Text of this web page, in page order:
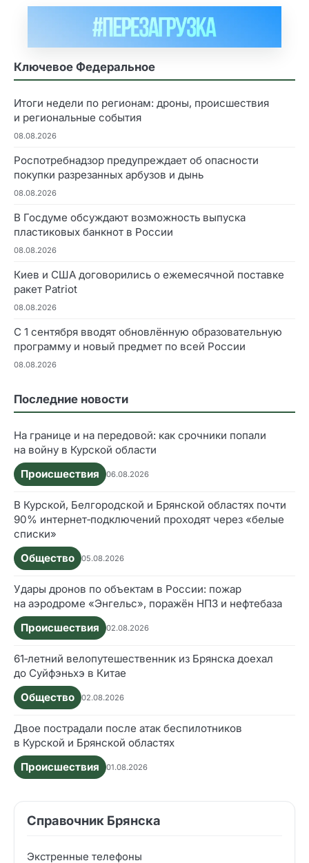
Ключевое Федеральное
Итоги недели по регионам: дроны, происшествия
и региональные события
08.08.2026
Роспотребнадзор предупреждает об опасности
покупки разрезанных арбузов и дынь
08.08.2026
В Госдуме обсуждают возможность выпуска
пластиковых банкнот в России
08.08.2026
Киев и США договорились о ежемесячной поставке
ракет Patriot
08.08.2026
С 1 сентября вводят обновлённую образовательную
программу и новый предмет по всей России
08.08.2026
Последние новости
На границе и на передовой: как срочники попали
на войну в Курской области
Происшествия
06.08.2026
В Курской, Белгородской и Брянской областях почти
90% интернет‑подключений проходят через «белые
списки»
Общество
05.08.2026
Удары дронов по объектам в России: пожар
на аэродроме «Энгельс», поражён НПЗ и нефтебаза
Происшествия
02.08.2026
61‑летний велопутешественник из Брянска доехал
до Суйфэньхэ в Китае
Общество
02.08.2026
Двое пострадали после атак беспилотников
в Курской и Брянской областях
Происшествия
01.08.2026
Справочник Брянска
Экстренные телефоны